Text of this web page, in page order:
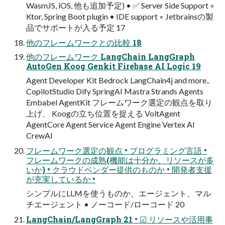
WasmJS, iOS, 他も追加予定) • ✅ Server Side Support ◦
Ktor, Spring Boot plugin • IDE support ◦ Jetbrainsの製
品でサポートが入る予定 17
他のフレームワークとの比較 18
他のフレームワーク LangChain LangGraph
AutoGen Koog Genkit Firebase AI Logic 19
Agent Developer Kit Bedrock LangChain4j and more..
CopilotStudio Dify SpringAI Mastra Strands Agents
Embabel AgentKit フレームワーク選定の観点を取り
上げ、 Koogの立ち位置を捉える VoltAgent
AgentCore Agent Service Agent Engine Vertex AI
CrewAI
フレームワーク選定の観点 • プログラミング言語 •
フレームワークの成熟(機能は十分か、リソースが多
いか) • クラウドベンダー提供のものか • 開発者支援
が充実しているか •
シンプルにLLMを使うものか、エージェント、マル
チエージェント • ノーコード/ローコード 20
LangChain/LangGraph 21 • ☑ リソースや活用事